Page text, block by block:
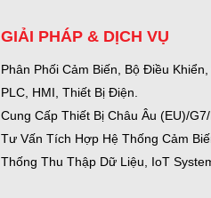
GIẢI PHÁP & DỊCH VỤ
Phân Phối Cảm Biến, Bộ Điều
PLC, HMI, Thiết Bị Điện.
Cung Cấp Thiết Bị Châu Âu (EU)/
Tư Vấn Tích Hợp Hệ Thống Cảm
Thống Thu Thập Dữ Liệu, IoT